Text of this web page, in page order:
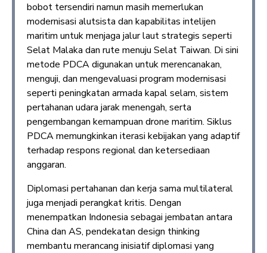
bobot tersendiri namun masih memerlukan
modernisasi alutsista dan kapabilitas intelijen
maritim untuk menjaga jalur laut strategis seperti
Selat Malaka dan rute menuju Selat Taiwan. Di sini
metode PDCA digunakan untuk merencanakan,
menguji, dan mengevaluasi program modernisasi
seperti peningkatan armada kapal selam, sistem
pertahanan udara jarak menengah, serta
pengembangan kemampuan drone maritim. Siklus
PDCA memungkinkan iterasi kebijakan yang adaptif
terhadap respons regional dan ketersediaan
anggaran.
Diplomasi pertahanan dan kerja sama multilateral
juga menjadi perangkat kritis. Dengan
menempatkan Indonesia sebagai jembatan antara
China dan AS, pendekatan design thinking
membantu merancang inisiatif diplomasi yang